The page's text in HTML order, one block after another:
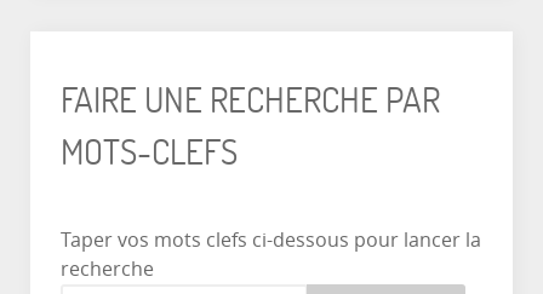
FAIRE UNE RECHERCHE PAR
MOTS-CLEFS
Taper vos mots clefs ci-dessous pour lancer la
recherche